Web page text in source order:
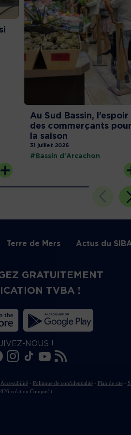
Au Sud Bassin, l’espoir
des commerçants pour
la saison
31 juillet 2026
#Bassin d'Arcachon
Terre de Mers Actus du
GRATUITEMENT
TVBA !
NOUS !
Accessibilité- Politique de confidentialité- Plan de site-
création Compos'it.